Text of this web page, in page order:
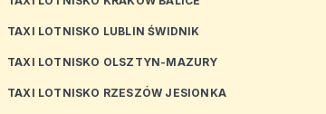
TAXI LOTNISKO LUBLIN ŚWIDNIK
TAXI LOTNISKO OLSZTYN-MAZURY
TAXI LOTNISKO RZESZÓW JESIONKA